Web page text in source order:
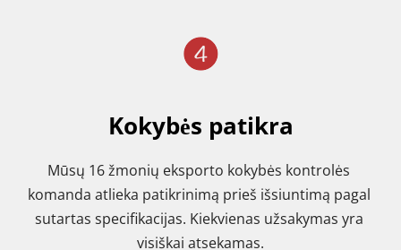
Kokybės patikra
Mūsų 16 žmonių eksporto kokybės kontrolės
komanda atlieka patikrinimą prieš išsiuntimą pagal
sutartas specifikacijas. Kiekvienas užsakymas yra
visiškai atsekamas.